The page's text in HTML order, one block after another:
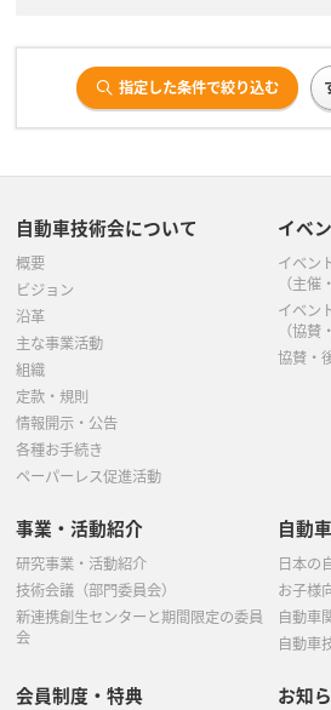
指定した条件で絞り込む
自動車技術会について
概要
ビジョン
沿革
主な事業活動
組織
定款・規則
情報開示・公告
各種お手続き
ペーパーレス促進活動
イベ
イベン
（主催
イベン
（協賛
協賛・
事業・活動紹介
研究事業・活動紹介
技術会議（部門委員会）
新連携創生センターと期間限定の委員
会
自動
日本の
お子様
自動車
自動車
会員制度・特典 お知